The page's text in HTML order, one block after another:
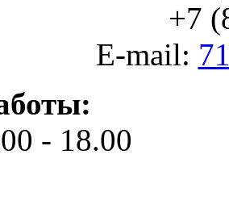
+7
E-mail:
- 18.00